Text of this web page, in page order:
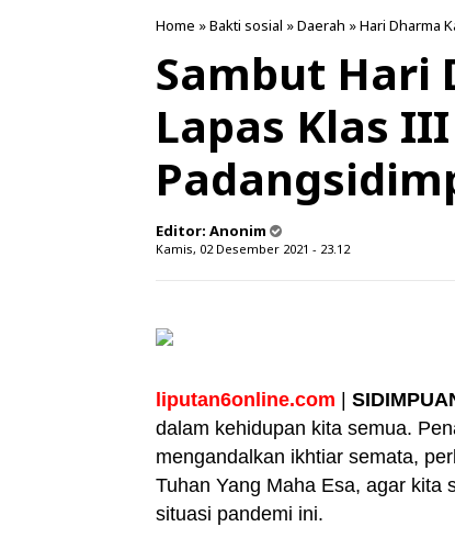
Home »Bakti sosial »Daerah »Hari Dharma
Sambut Hari
Lapas Klas
Editor: Anonim
Kamis, 02 Desember 2021 - 23.12
liputan6online.com
dalam kehidupan kita semua.
mengandalkan ikhtiar semata,
Tuhan Yang Maha Esa, agar kita
situasi pandemi ini.